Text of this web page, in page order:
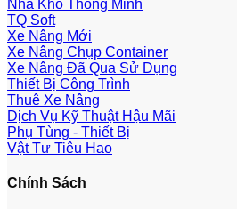
Nhà Kho Thông Minh
TQ Soft
Xe Nâng Mới
Xe Nâng Chụp Container
Xe Nâng Đã Qua Sử Dụng
Thiết Bị Công Trình
Thuê Xe Nâng
Dịch Vụ Kỹ Thuật Hậu Mãi
Phụ Tùng - Thiết Bị
Vật Tư Tiêu Hao
Chính Sách